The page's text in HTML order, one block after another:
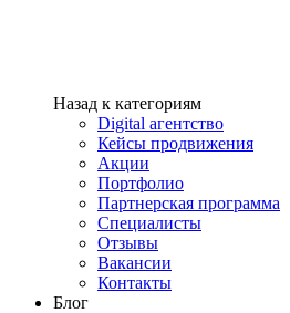
Назад к категориям
Digital агентство
Кейсы продвижения
Акции
Портфолио
Партнерская программа
Специалисты
Отзывы
Вакансии
Контакты
Блог